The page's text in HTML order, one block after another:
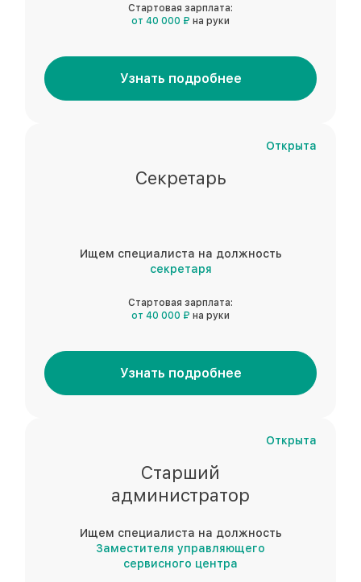
Стартовая зарплата:
от 40 000 ₽ на руки
Узнать подробнее
Открыта
Секретарь
Ищем специалиста на должность
секретаря
Стартовая зарплата:
от 40 000 ₽ на руки
Узнать подробнее
Открыта
Старший
администратор
Ищем специалиста на должность
Заместителя управляющего
сервисного центра